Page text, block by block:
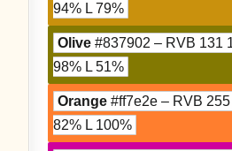
94% L 79%
Olive #837902 – RVB 131
98% L 51%
Orange #ff7e2e – RVB
82% L 100%